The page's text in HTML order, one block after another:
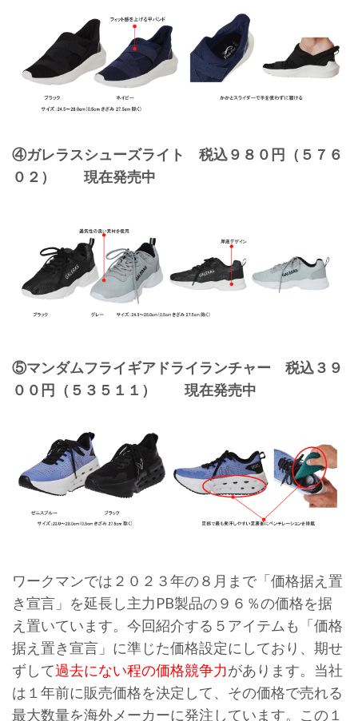
④ガレラスシューズライト 税込９８０円（５７６
０２） 現在発売中
⑤マンダムフライギアドライランチャー 税込３９
００円（５３５１１） 現在発売中
ワークマンでは２０２３年の８月まで「価格据え置
き宣言」を延長し主力PB製品の９６％の価格を据
え置いています。今回紹介する５アイテムも「価格
据え置き宣言」に準じた価格設定にしており、期せ
ずして過去にない程の価格競争力があります。当社
は１年前に販売価格を決定して、その価格で売れる
最大数量を海外メーカーに発注しています。この１